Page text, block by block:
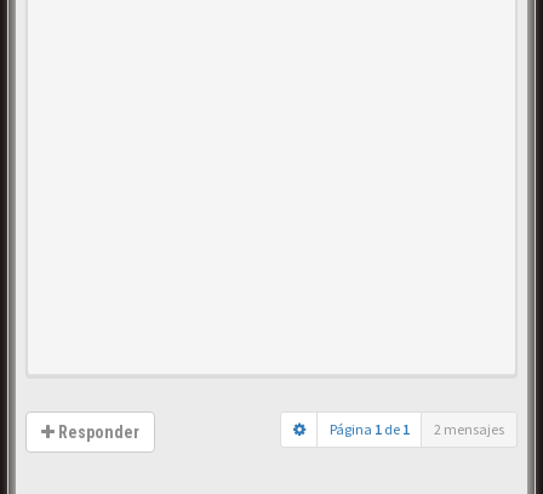
Responder Página 1 de 1 2 mensajes